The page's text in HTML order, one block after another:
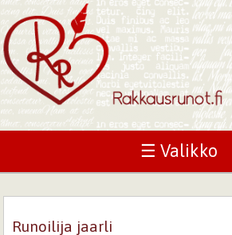
☰ Valikko
Runoilija jaarli